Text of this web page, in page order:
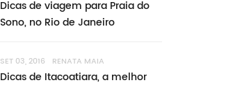
Dicas de viagem para Praia do
Sono, no Rio de Janeiro
SET 03, 2016 RENATA MAIA
Dicas de Itacoatiara, a melhor